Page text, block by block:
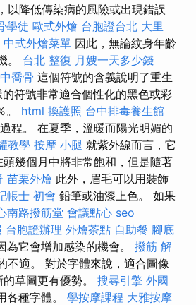
以降低傳染病的風險或出現錯誤
學徒 歐式外燴 台胞證台北 大里
中式外燴菜單 因此，無論紋身年齡
。 台北 整復 月嫂一天多少錢
喬骨 這個符號的含義說明了重生
的符號非常適合個性化的黑色或彩
。 html 換護照 台中排毒養生館
程。 在夏季，溫暖而陽光明媚的
教學 按摩 小腿 就紫外線而言，它
幾個月中將非常飽和，但是隨著
苗栗外燴 此外，眉毛可以用裝飾
帳士 初會 鉛筆或油漆上色。 如果
南路撥筋堂 會議點心 seo
台胞證辦理 外燴茶點 自助餐 腳底
為它會增加感染的機會。 撥筋 解
不適。 對於字體來說，適合圖像
草圖更有優勢。 搜尋引擎 外國
各種字體。 學按摩課程 大雅按摩